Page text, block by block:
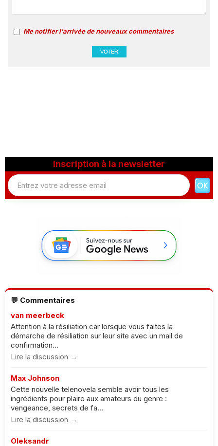
Me notifier l'arrivée de nouveaux commentaires
Inscription à la newsletter
💬 Commentaires
van meerbeck
Attention à la résiliation car lorsque vous faites la
démarche de résiliation sur leur site avec un mail de
confirmation...
Lire la discussion →
Max Johnson
Cette nouvelle telenovela semble avoir tous les
ingrédients pour plaire aux amateurs du genre :
vengeance, secrets de fa...
Lire la discussion →
Oleksandr